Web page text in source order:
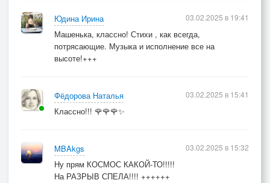
Юдина Ирина
Машенька, классно! Стихи , как всегда,
потрясающие. Музыка и исполнение все на
высоте!+++
03.02.2025 в 19:41
Фёдорова Наталья
Классно!!! 🌹🌹🌹✨
03.02.2025 в 15:41
MBAkgs
Ну прям КОСМОС КАКОЙ-ТО!!!!!
На РАЗРЫВ СПЕЛА!!!! ++++++
03.02.2025 в 15:32